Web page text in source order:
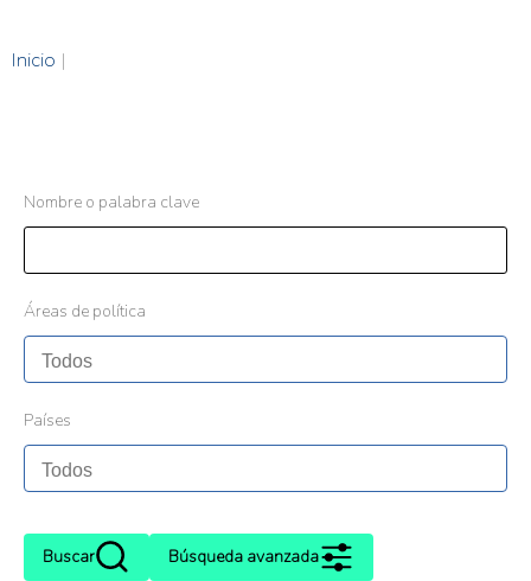
Inicio |
Nombre o palabra clave
Áreas de política
Países
Buscar Búsqueda avanzada